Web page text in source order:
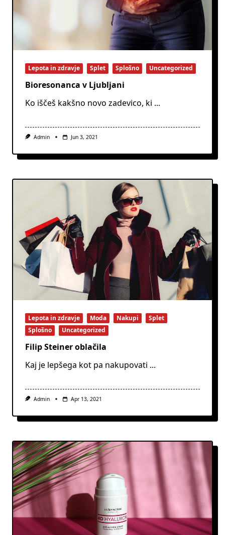
Lepota in zdravje Splet Splošno Uncategorized
Bioresonanca v Ljubljani
Ko iščeš kakšno novo zadevico, ki ...
Admin Jun 3, 2021
Lepota in zdravje Moda Nakupi
Splet
Splošno
Uncategorized
Filip Steiner oblačila
Kaj je lepšega kot pa nakupovati ...
Admin Apr 13, 2021